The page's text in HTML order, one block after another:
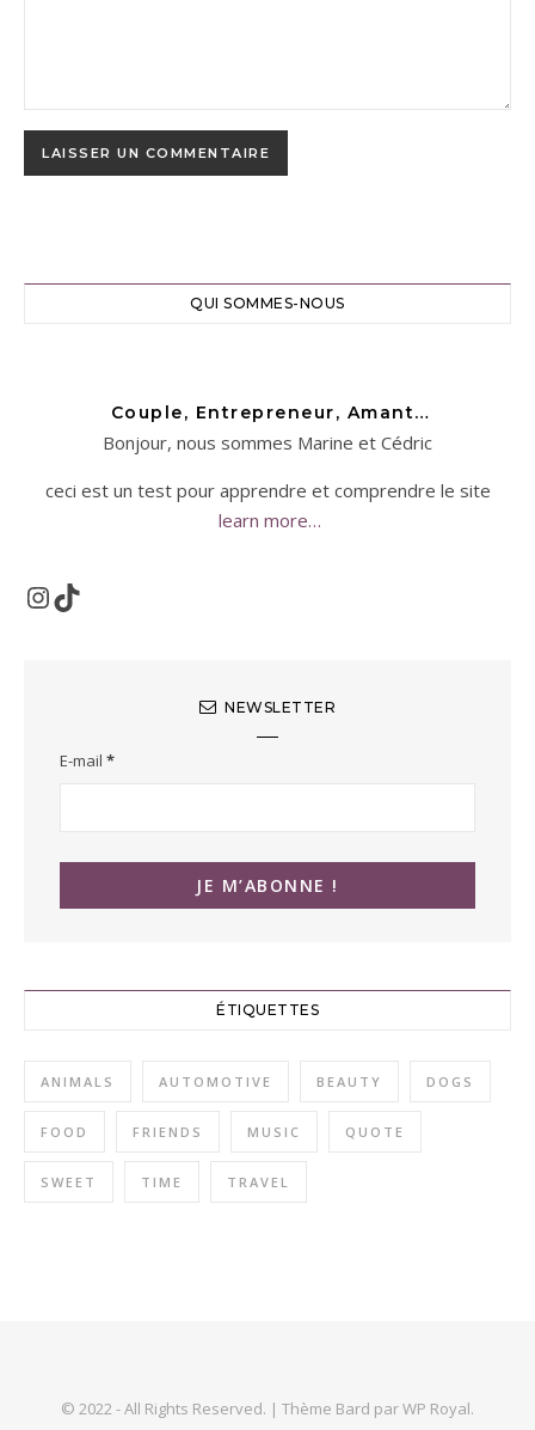
QUI SOMMES-NOUS
Couple, Entrepreneur, Amant…
Bonjour, nous sommes Marine et Cédric
ceci est un test pour apprendre et comprendre le site
learn more…
Instagram
TikTok
NEWSLETTER
E-mail *
ÉTIQUETTES
ANIMALS AUTOMOTIVE BEAUTY DOGS
FOOD FRIENDS MUSIC QUOTE
SWEET TIME TRAVEL
© 2022 - All Rights Reserved. | Thème Bard parWP Royal.